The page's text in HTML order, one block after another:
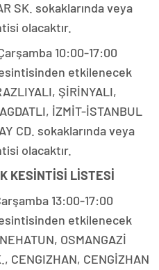
SK. sokaklarında veya
olacaktır.
10:00-17:00
etkilenecek
ŞİRİNYALI,
İZMİT-İSTANBUL
CD. sokaklarında veya
olacaktır.
KESİNTİSİ LİSTESİ
13:00-17:00
etkilenecek
OSMANGAZİ
CENGIZHAN, CENGİZHAN